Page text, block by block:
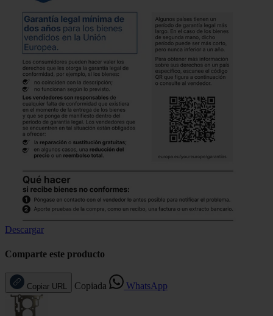
Descargar
Comparte este producto
Copiar URL Copiada WhatsApp